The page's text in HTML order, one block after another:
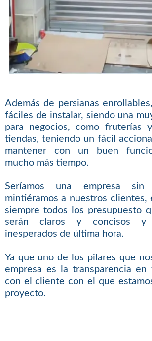
Además de persianas
fáciles de instalar, siendo una
para negocios, como fruterías
tiendas, teniendo un fácil
mantener con un buen
mucho más tiempo.
Seríamos una empresa
mintiéramos a nuestros clientes,
siempre todos los presupuesto
serán claros y concisos y
inesperados de última hora.
Ya que uno de los pilares que
empresa es la transparencia en
con el cliente con el que
proyecto.